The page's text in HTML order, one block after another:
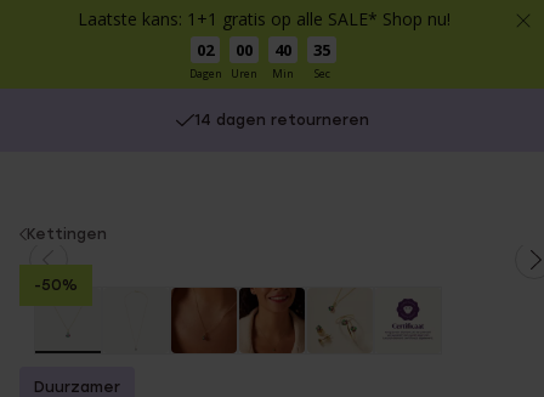
Laatste kans: 1+1 gratis op alle SALE* Shop nu!
02
Dagen
00
Uren
40
Min
35
Sec
14 dagen retourneren
You
are
here:
Kettingen
-50%
Duurzamer